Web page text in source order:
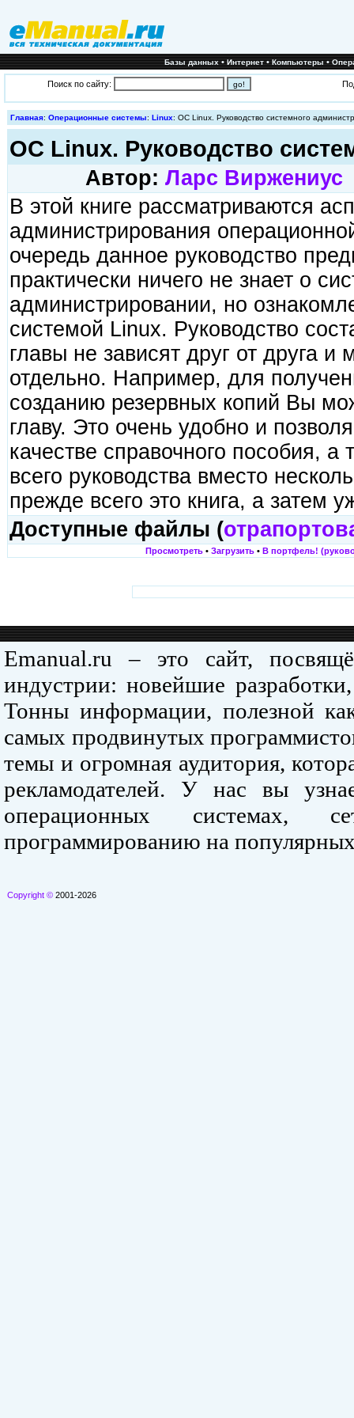
Базы данных•Интернет•Компьютеры•
Поиск по сайту:
Главная: Операционные системы: Linux: ОС Linux. Руководство системного
ОС Linux. Руководство
Автор: Ларс Виржениус
В этой книге рассматриваются
администрирования
очередь данное руководство
практически ничего не знает о
администрировании, но
системой Linux. Руководство
главы не зависят друг от друга и
отдельно. Например, для
созданию резервных копий Вы
главу. Это очень удобно и
качестве справочного пособия, а
всего руководства вместо
прежде всего это книга, а затем
Доступные файлы (
Просмотреть • Загрузить • В портфель!
Emanual.ru – это сайт,
индустрии: новейшие
Тонны информации, полезной
самых продвинутых
темы и огромная аудитория,
рекламодателей. У нас вы
операционных системах,
программированию на
Copyright © 2001-2026